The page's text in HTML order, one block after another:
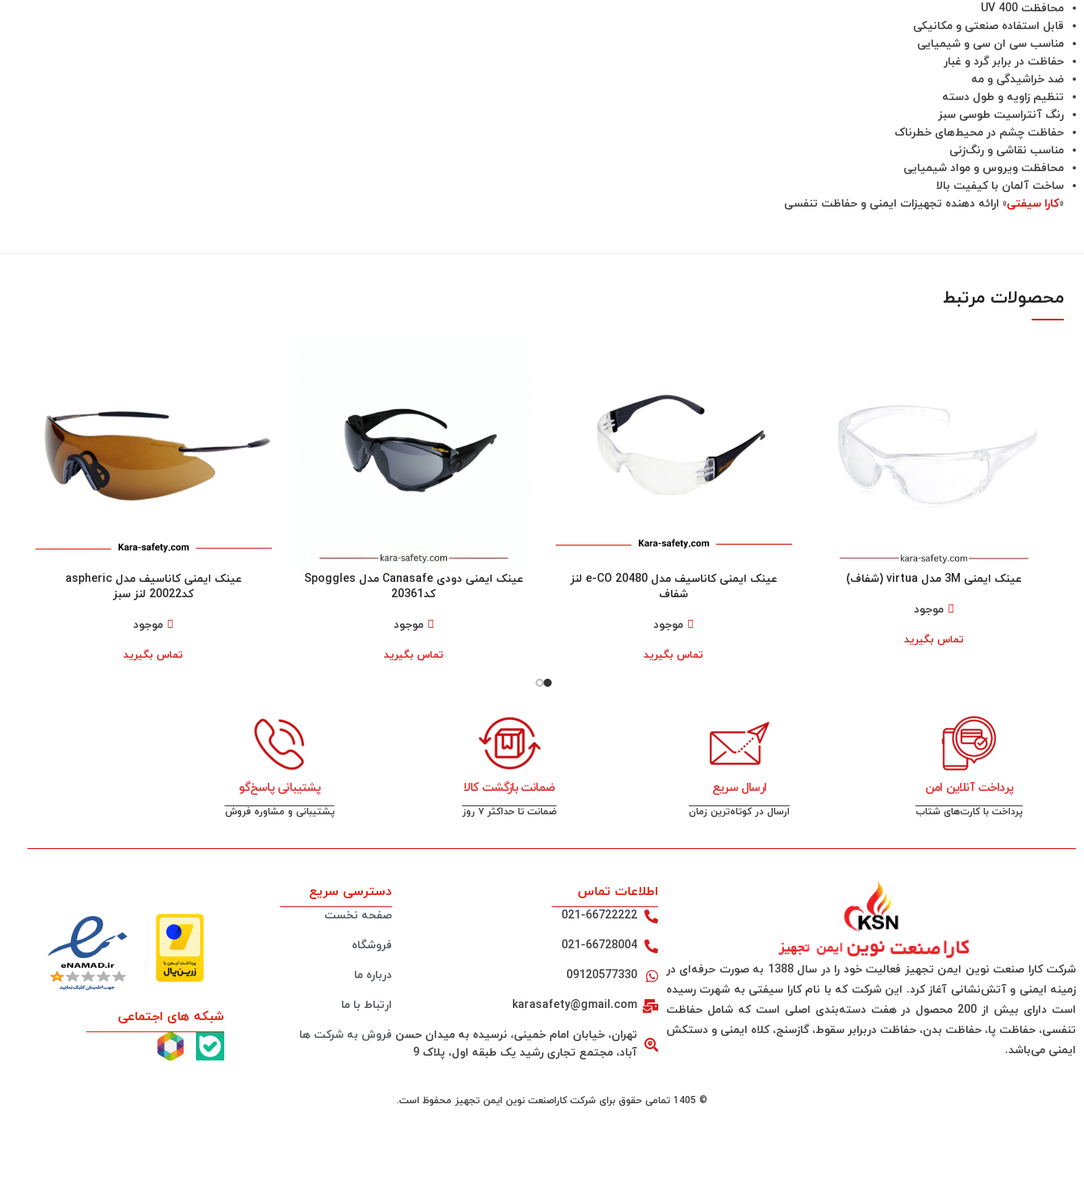
محافظت UV 400
قابل استفاده صنعتی و مکانیکی
مناسب سی ان سی و شیمیایی
حفاظت در برابر گرد و غبار
ضد خراشیدگی و مه
تنظیم زاویه و طول دسته
رنگ آنتراسیت طوسی سبز
حفاظت چشم در محیط‌های خطرناک
مناسب نقاشی و رنگ‌زنی
محافظت ویروس و مواد شیمیایی
ساخت آلمان با کیفیت بالا
«کارا سیفتی» ارائه دهنده تجهیزات ایمنی و حفاظت تنفسی
محصولات مرتبط
عینک ایمنی 3M مدل virtua (شفاف)
موجود
تماس بگیرید
عینک ایمنی کاناسیف مدل e-CO 20480 لنز
شفاف
موجود
تماس بگیرید
عینک ایمنی دودی Canasafe مدل Spoggles
کد20361
موجود
تماس بگیرید
عینک ایمنی کاناسیف مدل aspheric
کد20022 لنز سبز
موجود
تماس بگیرید
پرداخت آنلاین امن
پرداخت با کارت‌های شتاب
ارسال سریع
ارسال در کوتاه‌ترین زمان
ضمانت بازگشت کالا
ضمانت تا حداکثر ۷ روز
پشتیبانی پاسخ‌گو
پشتیبانی و مشاوره فروش
شرکت کارا صنعت نوین ایمن تجهیز فعالیت خود را در سال 1388 به صورت حرفه‌ای در
زمینه ایمنی و آتش‌نشانی آغاز کرد. این شرکت که با نام کارا سیفتی به شهرت رسیده
است دارای بیش از 200 محصول در هفت دسته‌بندی اصلی است که شامل حفاظت
تنفسی، حفاظت پا، حفاظت بدن، حفاظت دربرابر سقوط، گازسنج، کلاه ایمنی و دستکش
ایمنی می‌باشد.
اطلاعات تماس
021-66722222
021-66728004
09120577330
karasafety@gmail.com
تهران، خیابان امام خمینی، نرسیده به میدان حسن
آباد، مجتمع تجاری رشید یک طبقه اول، پلاک 9
دسترسی سریع
صفحه نخست
فروشگاه
درباره ما
ارتباط با ما
فروش به شرکت ها
شبکه های اجتماعی
© 1405 تمامی حقوق برای شرکت کاراصنعت نوین ایمن تجهیز محفوظ است.